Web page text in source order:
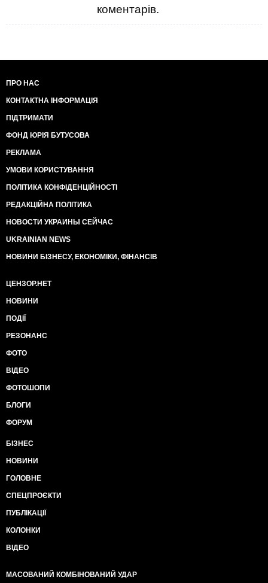
коментарів.
ПРО НАС
КОНТАКТНА ІНФОРМАЦІЯ
ПІДТРИМАТИ
ФОНД ЮРІЯ БУТУСОВА
РЕКЛАМА
УМОВИ КОРИСТУВАННЯ
ПОЛІТИКА КОНФІДЕНЦІЙНОСТІ
РЕДАКЦІЙНА ПОЛІТИКА
НОВОСТИ УКРАИНЫ СЕЙЧАС
UKRAINIAN NEWS
НОВИНИ БІЗНЕСУ, ЕКОНОМІКИ, ФІНАНСІВ
ЦЕНЗОР.НЕТ
НОВИНИ
ПОДІЇ
РЕЗОНАНС
ФОТО
ВІДЕО
ФОТОШОПИ
БЛОГИ
ФОРУМ
БІЗНЕС
НОВИНИ
ГОЛОВНЕ
СПЕЦПРОЄКТИ
ПУБЛІКАЦІЇ
КОЛОНКИ
ВІДЕО
МАСОВАНИЙ КОМБІНОВАНИЙ УДАР